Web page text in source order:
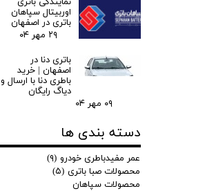
اوربیتال سپاهان
باتری در اصفهان
۲۹ مهر ۰۴
باتری دنا در
اصفهان | خرید
باطری دنا با ارسال و
دیاگ رایگان
۰۹ مهر ۰۴
دسته بندی ها
عمر مفیدباطری خودرو (۹)
محصولات صبا باتری (۵)
محصولات سپاهان